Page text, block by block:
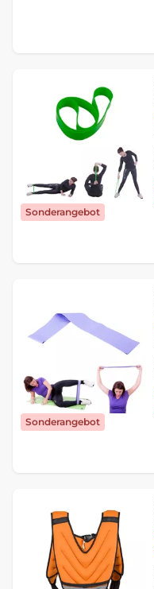
Sonderangebot
Sonderangebot